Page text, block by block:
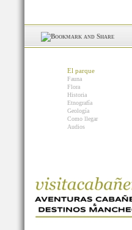
El parque
Fauna
Flora
Historia
Etnografía
Geología
Como llegar
Audios